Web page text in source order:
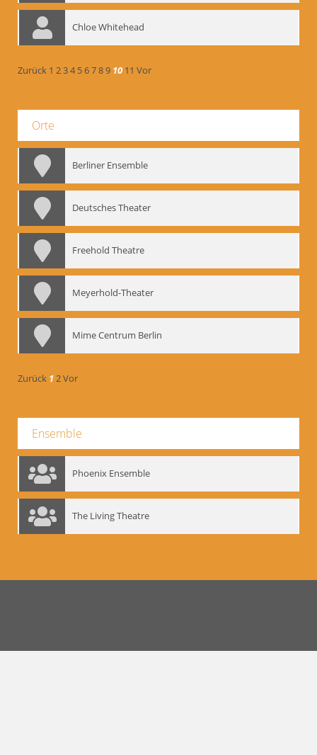
Chloe Whitehead
Zurück 1 234 56789 10 11 Vor
Orte
Berliner Ensemble
Deutsches Theater
Freehold Theatre
Meyerhold-Theater
Mime Centrum Berlin
Zurück 12Vor
Ensemble
Phoenix Ensemble
The Living Theatre